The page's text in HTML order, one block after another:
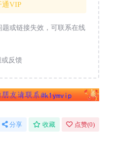
通VIP
题或链接失效，可联系在线
反馈
分享 收藏 点赞(0)